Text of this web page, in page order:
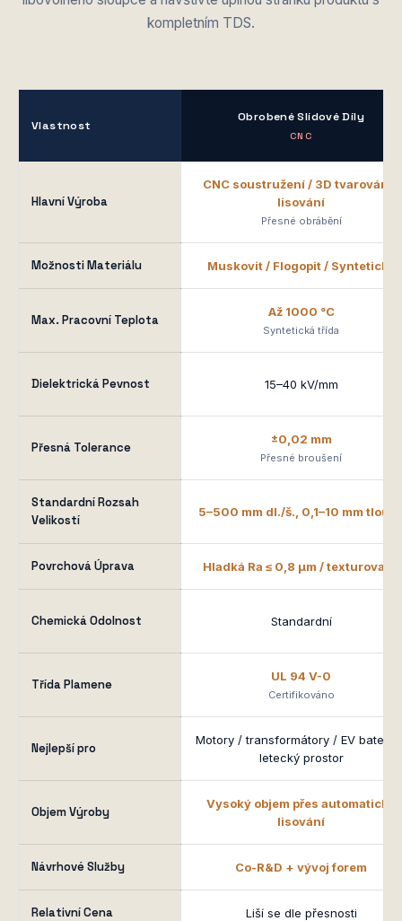
kompletním TDS.
Vlastnost
Obrobené Slídové Díly
CNC
Hlavní Výroba
CNC soustružení / 3D tvarování /
lisování
Přesné obrábění
Možnosti Materiálu Muskovit / Flogopit / Syntetická
Max. Pracovní Teplota
Až 1000 °C
Syntetická třída
Dielektrická Pevnost 15–40 kV/mm
Přesná Tolerance
±0,02 mm
Přesné broušení
Standardní Rozsah
Velikostí
5–500 mm dl./š., 0,1–10 mm
Povrchová Úprava Hladká Ra ≤ 0,8 μm / texturovaná
Chemická Odolnost Standardní
Třída Plamene
UL 94 V-0
Certifikováno
Nejlepší pro
Motory / transformátory / EV baterie
letecký prostor
Objem Výroby
Vysoký objem přes automatické
lisování
Návrhové Služby Co-R&D + vývoj forem
Relativní Cena Liší se dle přesnosti